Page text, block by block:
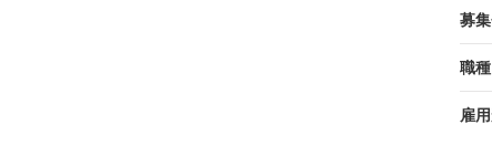
募
職種
雇